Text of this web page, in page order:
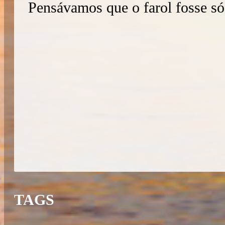
Pensávamos que o farol fosse
TAGS